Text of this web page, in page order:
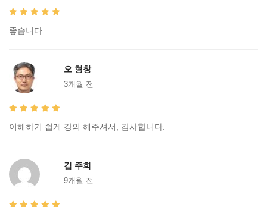
좋습니다.
오 형창
3개월 전
이해하기 쉽게 강의 해주셔서, 감사합니다.
김 주희
9개월 전